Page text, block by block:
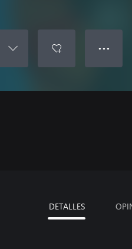
● ● ●
DETALLES